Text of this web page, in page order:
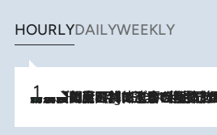
HOURLYDAILYWEEKLY
10 Hours Ago
「最後に見られてよかった」上野動物園の東園パンダ舎が解体前に特別公開。8月16日まで延長されたパネル展と共に辿る“半世紀”のパンダ飼育《解体工事の図面あり》